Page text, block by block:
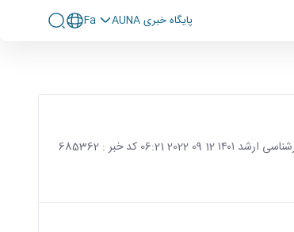
پايگاه خبری AUNA Fa
صفحه اصلی جزئیات خبر اطلاعیه‌ی ثبت‌نام پذیرفتگان بدون آزمون (استعدادهای درخشان) مقطع کارشناسی ارشد ۱۴۰۱ 12 09 2022 06:21 کد خبر : 685362